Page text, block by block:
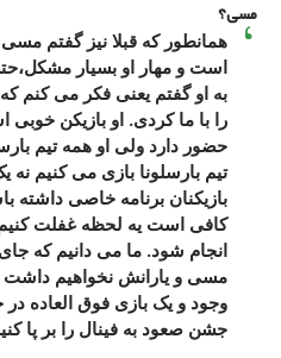
مسی؟
همانطور که قبلا نیز گفتم مسی
است و مهار او بسیار
به او گفتم یعنی فکر می کنم که
را با ما کردی. او بازیکن
حضور دارد ولی او همه تیم
تیم بارسلونا بازی می کنیم نه
بازیکنان برنامه خاصی داشته
کافی است یه لحظه غفلت کنیم و
انجام شود. ما می دانیم که
مسی و یارانش نخواهیم داشت و
وجود و یک بازی فوق العاده
جشن صعود به فینال را بر پا